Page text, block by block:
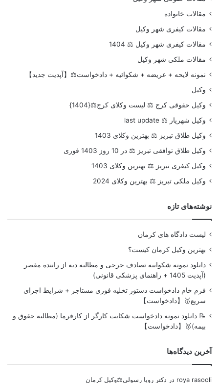
مقالات خانواده
مقالات کیفری شهر وکیل
مقالات کیفری شهر وکیل ⚖️ 1404
مقالات ملکی شهر وکیل
نمونه لایحه + عریضه + شکوائیه + دادخواست⚖️【آپدیت جدید】
وکیل
وکیل حقوقی کرج ⚖️ لیست وکلای کرج⚖️{1404}
وکیل شهریار ⚖️ last update
وکیل طلاق تبریز ⚖️ بهترین وکلای 1403
وکیل طلاق توافقی تبریز ⚖️ در 10 روز 1403 فوری
وکیل کیفری تبریز ⚖️ بهترین وکلای 1403
وکیل ملکی تبریز ⚖️ بهترین وکلای 2024
نوشته‌های تازه
لیست دادگاه های کرمان
بهترین وکیل کرمان کیست؟
دانلود نمونه شکواییه تصادف جرحی و مطالبه دیه از راننده مقصر
(آپدیت 1405 + راهنمای پزشکی قانونی)
فرم خام دادخواست دستور تخلیه فوری مستاجر + شرایط اجرای
سریع🥇【دادخواست】
📝 دانلود نمونه دادخواست شکایت کارگر از کارفرما (مطالبه حقوق و
بیمه)🥇【دادخواست】
آخرین دیدگاه‌ها
roya rasooli در دکتر رویا رسولی⚖️وکیل کرمان